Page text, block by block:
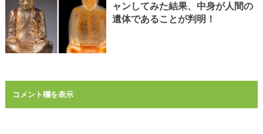
ャンしてみた結果、中身が人間の
遺体であることが判明！
コメント欄を表示